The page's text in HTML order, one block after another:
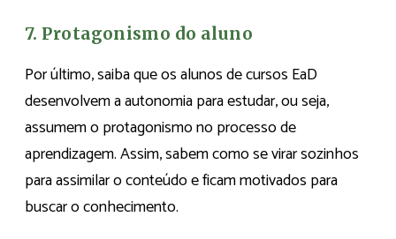
7. Protagonismo do aluno
Por último, saiba que os alunos de cursos EaD
desenvolvem a autonomia para estudar, ou seja,
assumem o protagonismo no processo de
aprendizagem. Assim, sabem como se virar sozinhos
para assimilar o conteúdo e ficam motivados para
buscar o conhecimento.